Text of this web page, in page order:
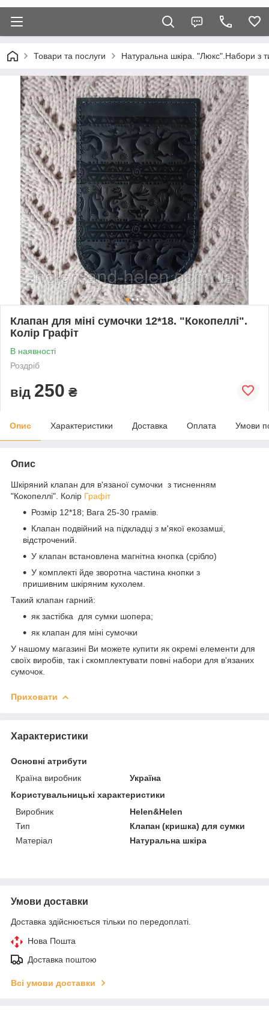
Товари та послуги Натуральна шкіра. "Люкс".Набори з
Клапан для міні сумочки 12*18. "Кокопеллі".
Колір Графіт
В наявності
Роздріб
від 250 ₴
Опис Характеристики Доставка Оплата Умови
Опис
Шкіряний клапан для в'язаної сумочки з тисненням
"Кокопеллі". Колір Графіт
Розмір 12*18; Вага 25-30 грамів.
Клапан подвійний на підкладці з м'якої екозамші,
відстрочений.
У клапан встановлена магнітна кнопка (срібло)
У комплекті йде зворотна частина кнопки з
пришивним шкіряним кухолем.
Такий клапан гарний:
як застібка для сумки шопера;
як клапан для міні сумочки
У нашому магазині Ви можете купити як окремі елементи для
своїх виробів, так і скомплектувати повні набори для в'язаних
сумочок.
Приховати
Характеристики
Основні атрибути
Країна виробник
Україна
Користувальницькі характеристики
Виробник
Helen&Helen
Тип
Клапан (кришка) для сумки
Матеріал
Натуральна шкіра
Умови доставки
Доставка здійснюється тільки по передоплаті.
Нова Пошта
Доставка поштою
Всі умови доставки